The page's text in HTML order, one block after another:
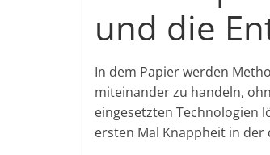
und die
In dem Papier werden
miteinander zu handeln,
eingesetzten Technologien
ersten Mal Knappheit in der